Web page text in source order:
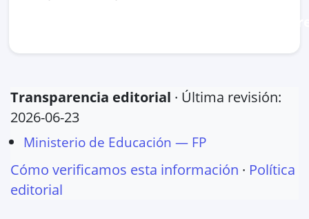
Transparencia editorial · Última revisión:
2026-06-23
Ministerio de Educación — FP
Cómo verificamos esta información · Política
editorial